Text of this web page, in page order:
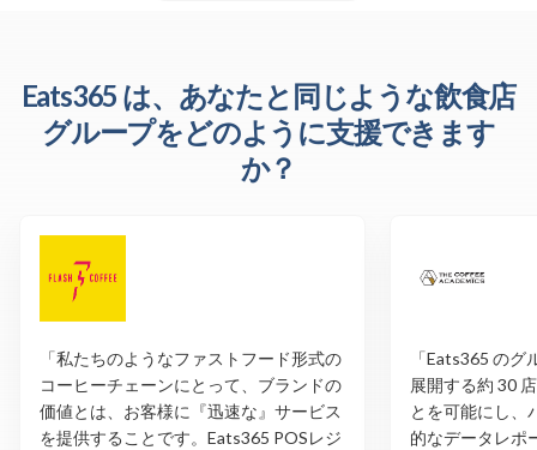
Eats365 は、あなたと同じような飲食店
グループをどのように支援できます
か？
「私たちのようなファストフード形式の
コーヒーチェーンにとって、ブランドの
価値とは、お客様に『迅速な』サービス
を提供することです。Eats365 POSレジ
「Eats365 の
展開する約 30
とを可能にし、
的なデータレポ